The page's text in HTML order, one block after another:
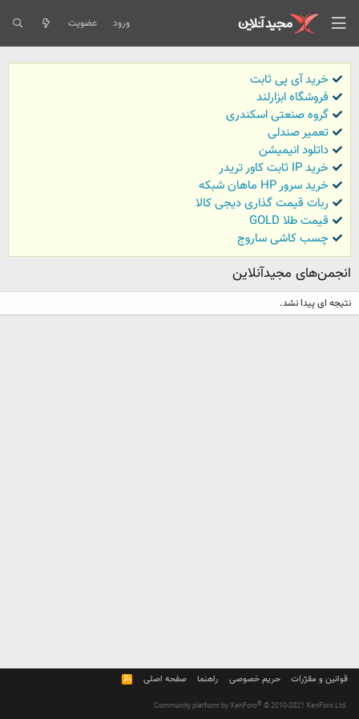
ورود عضویت
خرید آی پی ثابت
فروشگاه ابزارلند
گروه صنعتی اسکندری
تعمیر صندلی
داتلود انیمیشن
خرید IP ثابت کاور تریدر
خرید سرور HP ماهان شبکه
ربات قیمت گذاری دیجی کالا
قیمت طلا GOLD
چسب کاشی ساروج
انجمن‌های مجیدآنلاین
نتیجه ای پیدا نشد.
قوانین و مقرّرات حریم خصوصی راهنما صفحه اصلی
R
S
Community platform by XenForo® © 2010-2021 XenForo Ltd.